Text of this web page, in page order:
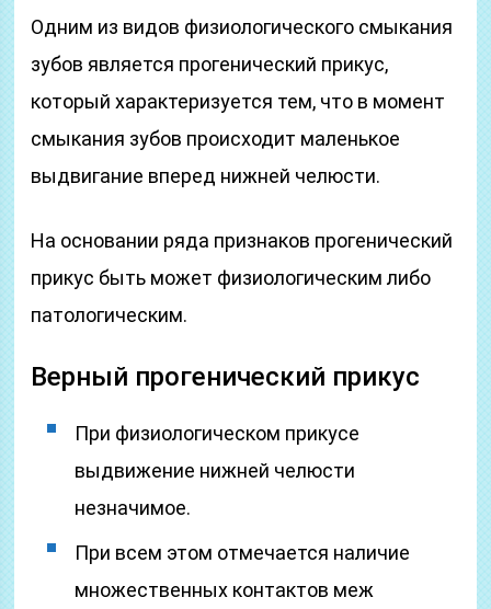
Одним из видов физиологического смыкания
зубов является прогенический прикус,
который характеризуется тем, что в момент
смыкания зубов происходит маленькое
выдвигание вперед нижней челюсти.
На основании ряда признаков прогенический
прикус быть может физиологическим либо
патологическим.
Верный прогенический прикус
При физиологическом прикусе
выдвижение нижней челюсти
незначимое.
При всем этом отмечается наличие
множественных контактов меж